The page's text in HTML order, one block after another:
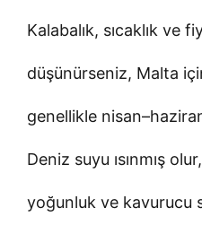
Kalabalık, sıcaklık ve
düşünürseniz, Malta
genellikle
Deniz suyu ısınmış
yoğunluk ve kavurucu